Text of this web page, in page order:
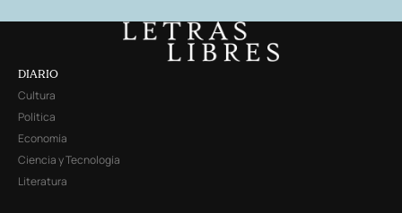
DIARIO
Cultura
Política
Economía
Ciencia y Tecnología
Literatura